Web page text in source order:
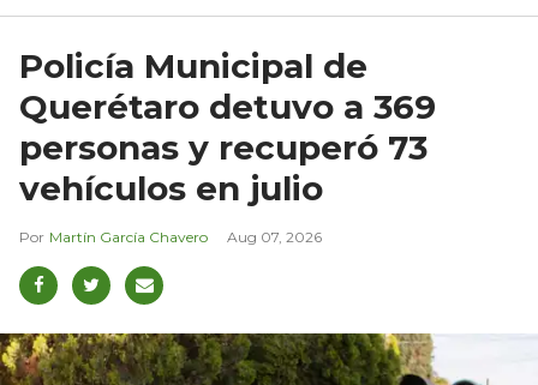
Policía Municipal de
Querétaro detuvo a 369
personas y recuperó 73
vehículos en julio
Martín García Chavero Aug 07, 2026